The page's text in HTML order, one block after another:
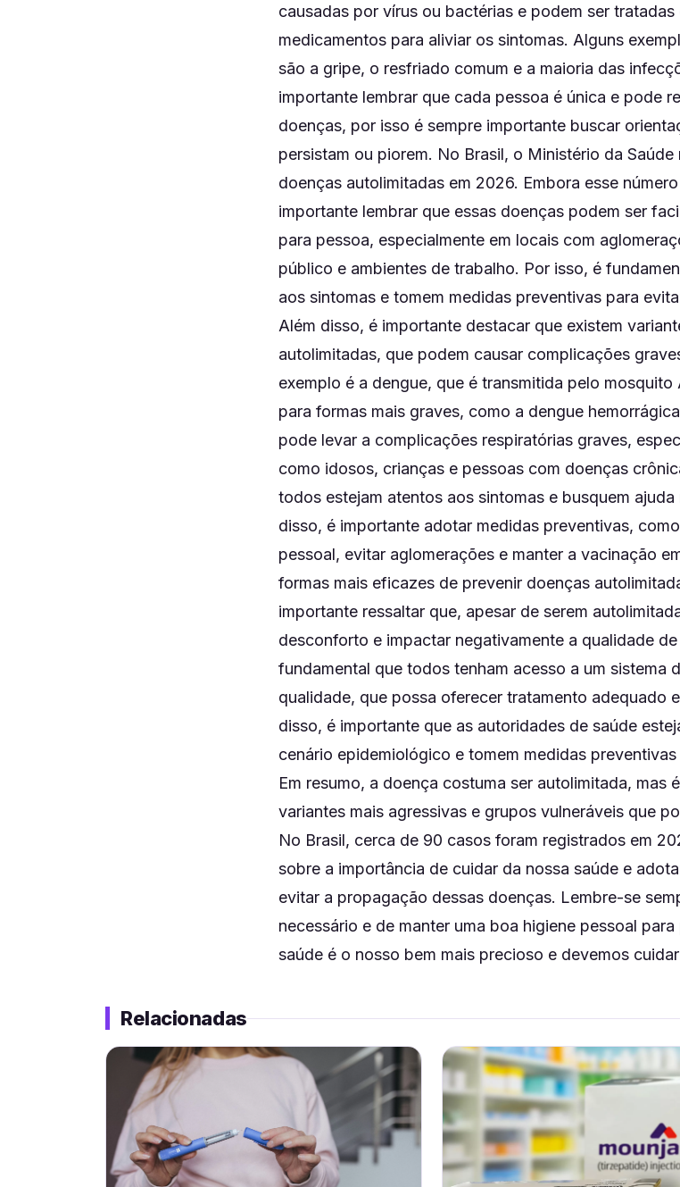
causadas por vírus ou bactérias e podem ser
medicamentos para aliviar os sintomas. Alguns
são a gripe, o resfriado comum e a maioria das
importante lembrar que cada pessoa é única e pode
doenças, por isso é sempre importante buscar
persistam ou piorem. No Brasil, o Ministério da
doenças autolimitadas em 2026. Embora esse
importante lembrar que essas doenças podem ser
para pessoa, especialmente em locais com
público e ambientes de trabalho. Por isso, é
aos sintomas e tomem medidas preventivas para
Além disso, é importante destacar que existem
autolimitadas, que podem causar complicações
exemplo é a dengue, que é transmitida pelo
para formas mais graves, como a dengue
pode levar a complicações respiratórias graves,
como idosos, crianças e pessoas com doenças
todos estejam atentos aos sintomas e busquem
disso, é importante adotar medidas preventivas,
pessoal, evitar aglomerações e manter a vacinação
formas mais eficazes de prevenir doenças
importante ressaltar que, apesar de serem
desconforto e impactar negativamente a qualidade
fundamental que todos tenham acesso a um sistema
qualidade, que possa oferecer tratamento adequado
disso, é importante que as autoridades de saúde
cenário epidemiológico e tomem medidas
Em resumo, a doença costuma ser autolimitada, mas
variantes mais agressivas e grupos vulneráveis que
No Brasil, cerca de 90 casos foram registrados em
sobre a importância de cuidar da nossa saúde e
evitar a propagação dessas doenças. Lembre-se
necessário e de manter uma boa higiene pessoal
saúde é o nosso bem mais precioso e devemos cuidar
Relacionadas